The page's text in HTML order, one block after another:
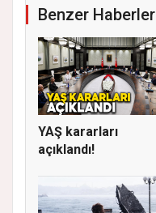
Benzer Haberler
YAŞ kararları
açıklandı!